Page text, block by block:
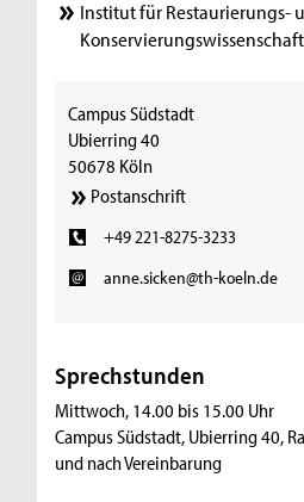
Institut für Restaurierungs-
Konservierungswissenschaft
Campus Südstadt
Ubierring 40
50678 Köln
Postanschrift
+49 221-8275-3233
anne.sicken@th-koeln.de
Sprechstunden
Mittwoch, 14.00 bis 15.00 Uhr
Campus Südstadt, Ubierring 40,
und nach Vereinbarung